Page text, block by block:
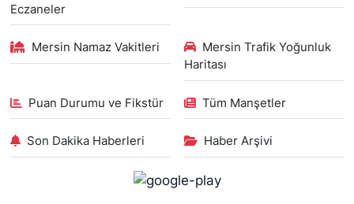
Eczaneler
Mersin Namaz Vakitleri
Mersin Trafik Yoğunluk
Haritası
Puan Durumu ve Fikstür Tüm Manşetler
Son Dakika Haberleri Haber Arşivi